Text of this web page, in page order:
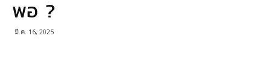
พอ ?
มี.ค. 16, 2025